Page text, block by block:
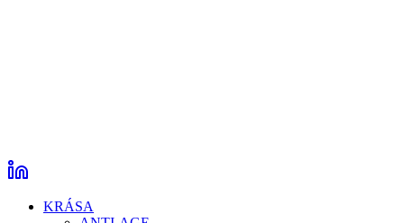
KRÁSA